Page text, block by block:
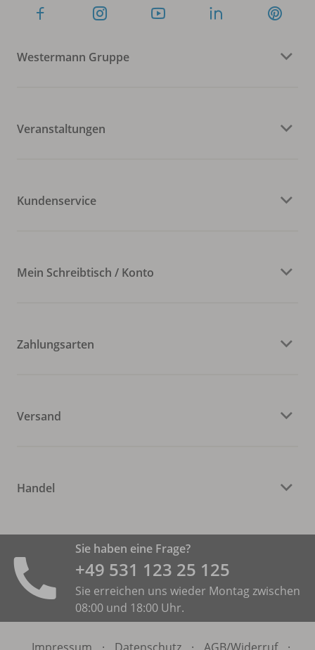
Westermann Gruppe
Veranstaltungen
Kundenservice
Mein Schreibtisch / Konto
Zahlungsarten
Versand
Handel
Sie haben eine Frage?
+49 531 ­123 25 125
Sie erreichen uns wieder Montag zwischen
08:00 und 18:00 Uhr.